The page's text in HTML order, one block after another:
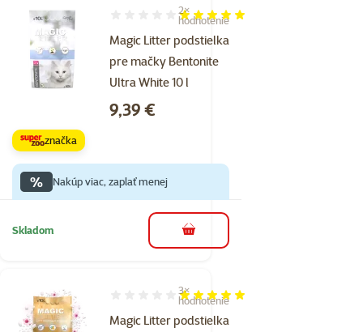
Magic Litter podstielka
pre mačky Bentonite
Ultra White 10 l
Hodnotenie 100%, počet hodnotení: 2
2×
hodnotenie
Cena
9,39 €
značka
% Nakúp viac, zaplať menej
Skladom do košíka
Magic Litter podstielka
Hodnotenie 100%, počet hodnotení: 3
3×
hodnotenie